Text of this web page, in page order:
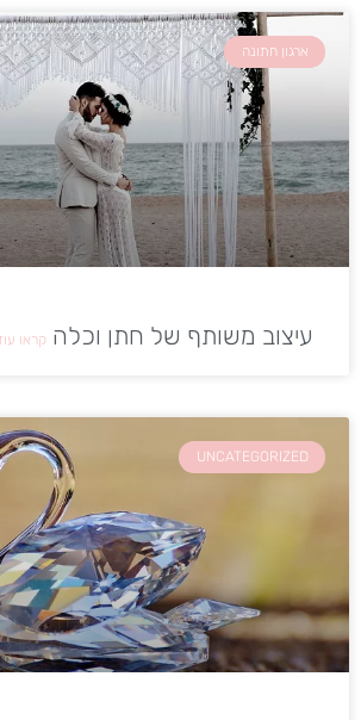
ארגון חתונה
עיצוב משותף של חתן וכלה קראו
UNCATEGORIZED